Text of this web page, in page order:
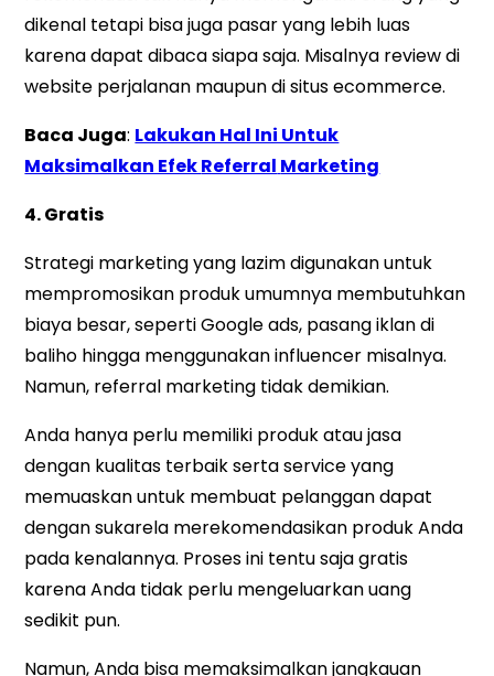
dikenal tetapi bisa juga pasar yang lebih luas
karena dapat dibaca siapa saja. Misalnya review di
website perjalanan maupun di situs ecommerce.
Baca Juga: Lakukan Hal Ini Untuk
Maksimalkan EfekReferral Marketing
4. Gratis
Strategi marketing yang lazim digunakan untuk
mempromosikan produk umumnya membutuhkan
biaya besar, seperti Google ads, pasang iklan di
baliho hingga menggunakan influencer misalnya.
Namun, referral marketing tidak demikian.
Anda hanya perlu memiliki produk atau jasa
dengan kualitas terbaik serta service yang
memuaskan untuk membuat pelanggan dapat
dengan sukarela merekomendasikan produk Anda
pada kenalannya. Proses ini tentu saja gratis
karena Anda tidak perlu mengeluarkan uang
sedikit pun.
Namun, Anda bisa memaksimalkan jangkauan